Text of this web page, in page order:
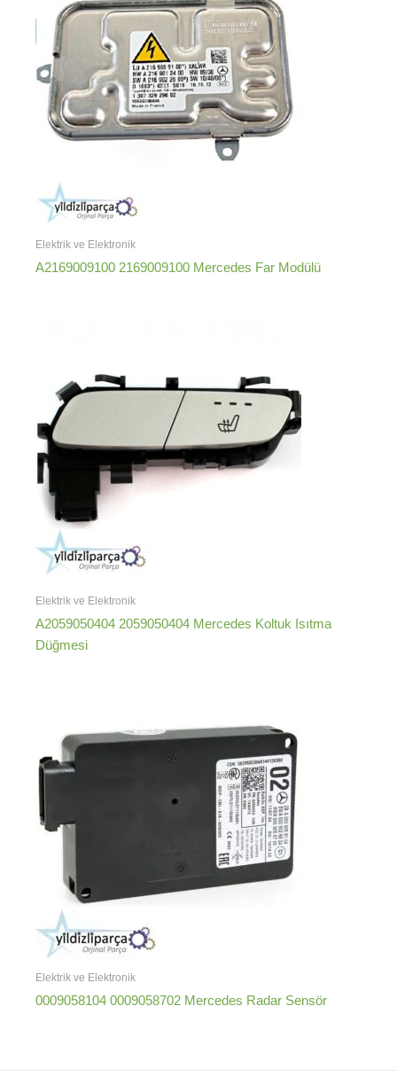
Elektrik ve Elektronik
A2169009100 2169009100 Mercedes Far Modülü
Elektrik ve Elektronik
A2059050404 2059050404 Mercedes Koltuk Isıtma
Düğmesi
Elektrik ve Elektronik
0009058104 0009058702 Mercedes Radar Sensör